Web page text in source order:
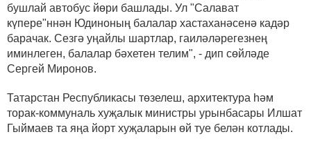
бушлай автобус йөри башлады. Ул "Салават
күпере"ннән Юдиноның балалар хастаханәсенә кадәр
барачак. Сезгә уңайлы шартлар, гаиләләрегезнең
иминлеген, балалар бәхетен телим", - дип сөйләде
Сергей Миронов.
Татарстан Республикасы төзелеш, архитектура һәм
торак-коммуналь хуҗалык министры урынбасары Илшат
Гыймаев та яңа йорт хуҗаларын өй туе белән котлады.